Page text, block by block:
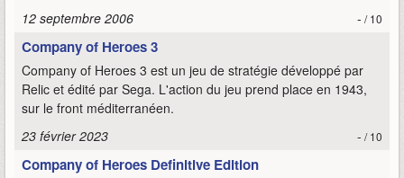
12 septembre 2006
- / 10
Company of Heroes 3
Company of Heroes 3 est un jeu de stratégie développé par
Relic et édité par Sega. L'action du jeu prend place en 1943,
sur le front méditerranéen.
23 février 2023
- / 10
Company of Heroes Definitive Edition